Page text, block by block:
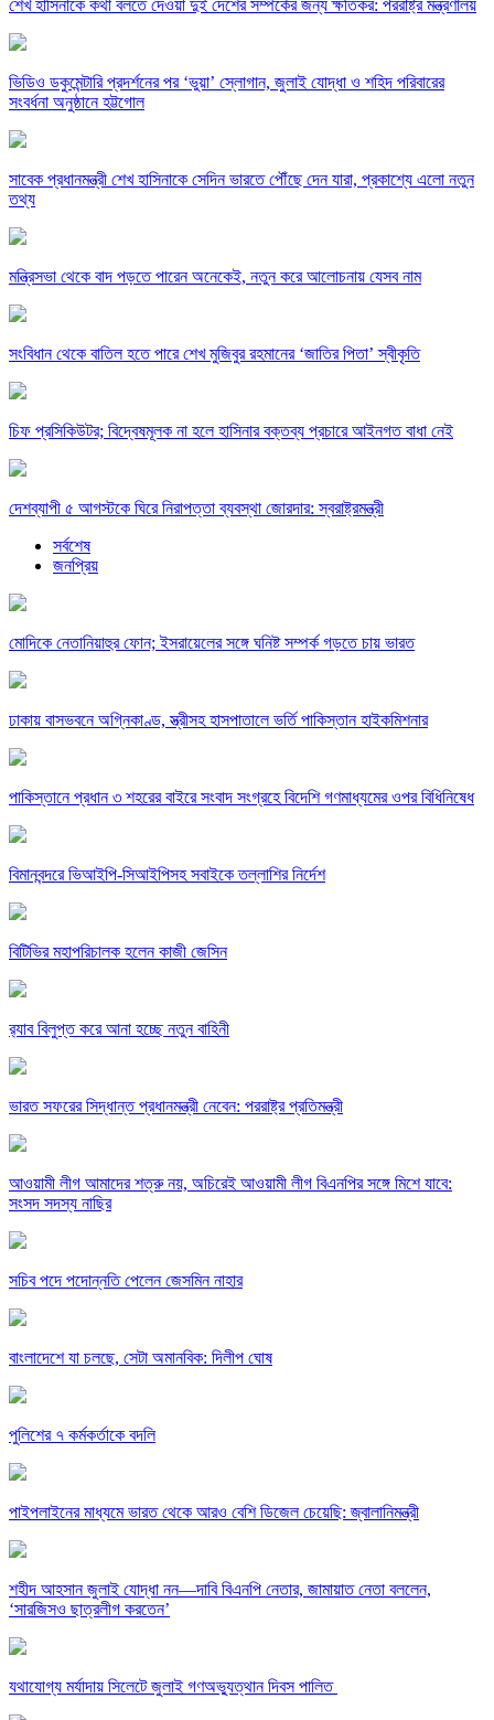
শেখ হাসিনাকে কথা বলতে দেওয়া দুই দেশের সম্পর্কের জন্য ক্ষতিকর: পররাষ্ট্র মন্ত্রণালয়
ভিডিও ডকুমেন্টারি প্রদর্শনের পর ‘ভুয়া’ স্লোগান, জুলাই যোদ্ধা ও শহিদ পরিবারের
সংবর্ধনা অনুষ্ঠানে হট্টগোল
সাবেক প্রধানমন্ত্রী শেখ হাসিনাকে সেদিন ভারতে পৌঁছে দেন যারা, প্রকাশ্যে এলো নতুন
তথ্য
মন্ত্রিসভা থেকে বাদ পড়তে পারেন অনেকেই, নতুন করে আলোচনায় যেসব নাম
সংবিধান থেকে বাতিল হতে পারে শেখ মুজিবুর রহমানের ‘জাতির পিতা’ স্বীকৃতি
চিফ প্রসিকিউটর; বিদ্বেষমূলক না হলে হাসিনার বক্তব্য প্রচারে আইনগত বাধা নেই
দেশব্যাপী ৫ আগস্টকে ঘিরে নিরাপত্তা ব্যবস্থা জোরদার: স্বরাষ্ট্রমন্ত্রী
সর্বশেষ
জনপ্রিয়
মোদিকে নেতানিয়াহুর ফোন; ইসরায়েলের সঙ্গে ঘনিষ্ট সম্পর্ক গড়তে চায় ভারত
ঢাকায় বাসভবনে অগ্নিকাণ্ড, স্ত্রীসহ হাসপাতালে ভর্তি পাকিস্তান হাইকমিশনার
পাকিস্তানে প্রধান ৩ শহরের বাইরে সংবাদ সংগ্রহে বিদেশি গণমাধ্যমের ওপর বিধিনিষেধ
বিমানবন্দরে ভিআইপি-সিআইপিসহ সবাইকে তল্লাশির নির্দেশ
বিটিভির মহাপরিচালক হলেন কাজী জেসিন
র‍্যাব বিলুপ্ত করে আনা হচ্ছে নতুন বাহিনী
ভারত সফরের সিদ্ধান্ত প্রধানমন্ত্রী নেবেন: পররাষ্ট্র প্রতিমন্ত্রী
আওয়ামী লীগ আমাদের শত্রু নয়, অচিরেই আওয়ামী লীগ বিএনপির সঙ্গে মিশে যাবে:
সংসদ সদস্য নাছির
সচিব পদে পদোন্নতি পেলেন জেসমিন নাহার
বাংলাদেশে যা চলছে, সেটা অমানবিক: দিলীপ ঘোষ
পুলিশের ৭ কর্মকর্তাকে বদলি
পাইপলাইনের মাধ্যমে ভারত থেকে আরও বেশি ডিজেল চেয়েছি: জ্বালানিমন্ত্রী
শহীদ আহসান জুলাই যোদ্ধা নন—দাবি বিএনপি নেতার, জামায়াত নেতা বললেন,
‘সারজিসও ছাত্রলীগ করতেন’
যথাযোগ্য মর্যাদায় সিলেটে জুলাই গণঅভ্যুত্থান দিবস পালিত